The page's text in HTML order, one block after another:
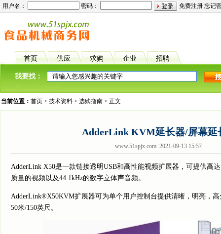
用户名： 密码： 免费注册 忘记
首页 供应 求购 企业 招聘
我要找：
当前位置： 首页 > 技术资料 > 选购指南 > 正文
AdderLink KVM延长器/屏幕延
www.51spjx.com 2021-09-13 15:57
AdderLink X50是一款链接透明USB和高性能视频扩展器，可提供高
质量的视频以及44.1kHz的数字立体声音频。
AdderLink®X50KVM扩展器可为单个用户控制台提供清晰，明亮，
50米/150英尺。